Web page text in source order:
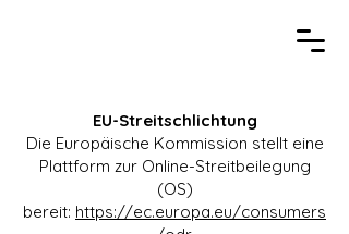
EU-Streitschlichtung
Die Europäische Kommission stellt eine
Plattform zur Online-Streitbeilegung
(OS)
bereit: https://ec.europa.eu/consumers